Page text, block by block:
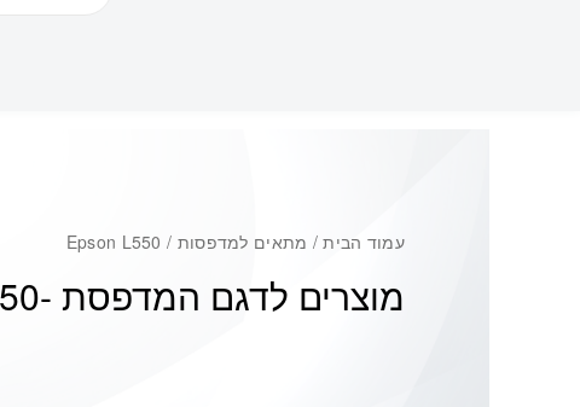
עמוד הבית/ מתאים למדפסות / Epson L550
מוצרים לדגם המדפסת -